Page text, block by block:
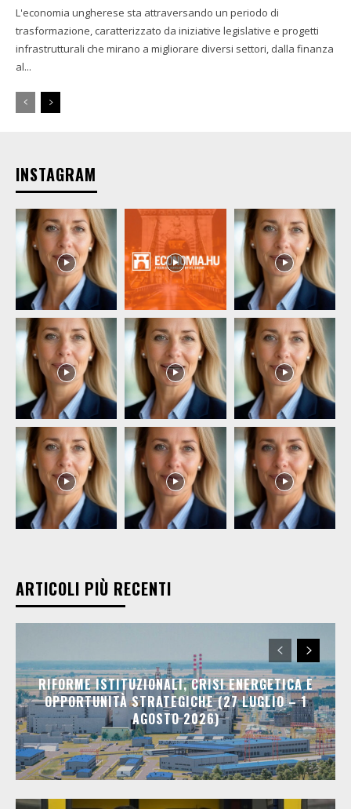
L'economia ungherese sta attraversando un periodo di
trasformazione, caratterizzato da iniziative legislative e progetti
infrastrutturali che mirano a migliorare diversi settori, dalla finanza
al...
INSTAGRAM
ARTICOLI PIÙ RECENTI
RIFORME ISTITUZIONALI, CRISI ENERGETICA E
OPPORTUNITÀ STRATEGICHE (27 LUGLIO – 1
AGOSTO 2026)